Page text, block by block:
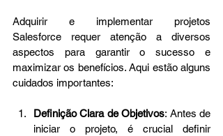
Adquirir e implementar projetos
Salesforce requer atenção a diversos
aspectos para garantir o sucesso e
maximizar os benefícios. Aqui estão alguns
cuidados importantes:
Definição Clara de Objetivos: Antes de
iniciar o projeto, é crucial definir